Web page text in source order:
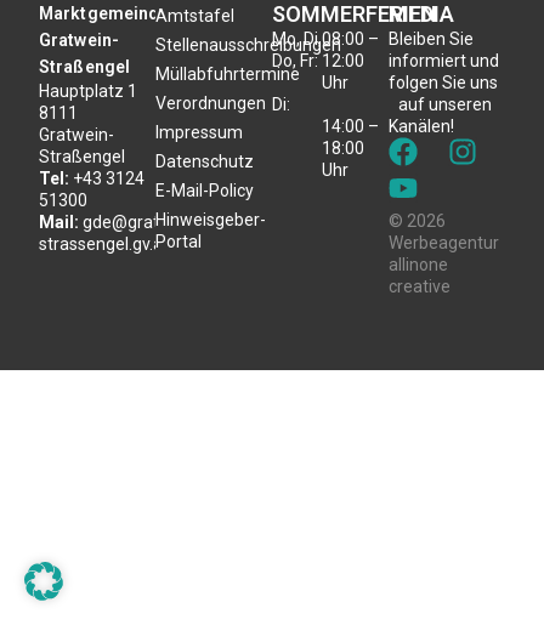
Marktgemeinde
Gratwein-
Straßengel
Hauptplatz 1
8111
Gratwein-
Straßengel
Tel: +43 3124
51300
Mail: gde@gratwein-
strassengel.gv.at
Amtstafel
Stellenausschreibungen
Müllabfuhrtermine
Verordnungen
Impressum
Datenschutz
E-Mail-Policy
Hinweisgeber-
Portal
SOMMERFERIEN
Mo, Di,
Do, Fr:
Di:
08:00 –
12:00
Uhr
14:00 –
18:00
Uhr
MEDIA
Bleiben Sie
informiert und
folgen Sie uns
auf unseren
Kanälen!
© 2026
Werbeagentur
allinone
creative